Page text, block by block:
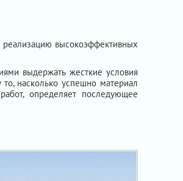
реализацию высокоэффективных
выдержать жесткие условия
насколько успешно материал
определяет последующее